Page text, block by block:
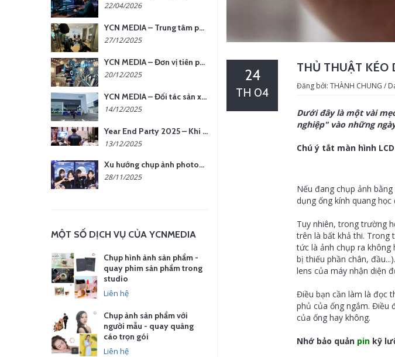
THỦ THUẬT KÉO
24
TH 04 Đăng bởi: THÀNH CHUNG /
Dưới đây là một vài
nghiệp" vào những
Chú ý tắt màn hình LCD
Nếu đang chụp ảnh
dụng ống kính quang học
Tuy nhiên, trong trường
trên là bất khả thi. Trong
tức là ảnh chụp ra không
bị thiếu phần chân,
lens của máy nhận diện
Điều bạn cần làm là đọc
phủ của ống ngắm. Điều
của ống hay không.
Nhớ bảo quản pin kỹ
22/04/2026
YCN MEDIA – Trung tâm phụ kiện quay chụp tại Hà Nội
27/12/2025
YCN MEDIA – Đơn vị tiên phong sản xuất hình ảnh & âm thanh bằng AI tại Hà Nội
20/12/2025
YCN MEDIA – Đối tác sản xuất hình ảnh chuyên nghiệp cho doanh nghiệp tại Hà Nội
14/12/2025
Year End Party 2025 – Khi Khoảnh Khắc Trở Thành Dấu Ấn | Gói Ưu Đãi Tháng 12 Từ YCN Media
13/12/2025
Xu hướng chụp ảnh photobooth tại các sự kiện hiện nay
28/11/2025
MỘT SỐ DỊCH VỤ CỦA YCNMEDIA
Chụp hình ảnh sản phẩm -
quay phim sản phẩm trong
studio
Liên hệ
Chụp ảnh sản phẩm với
người mẫu - quay quảng
cáo trọn gói
Liên hệ